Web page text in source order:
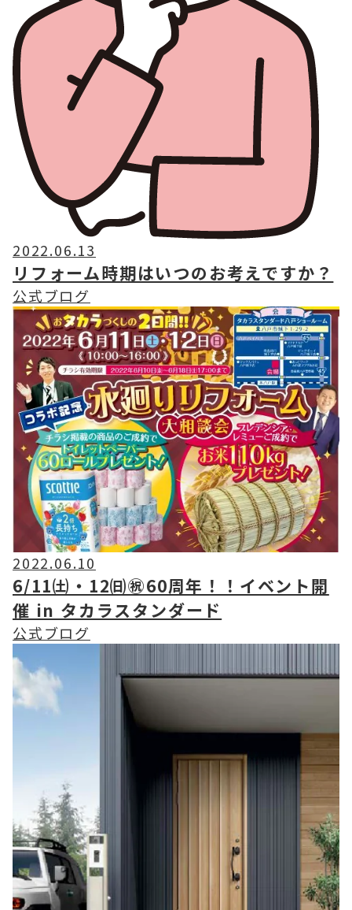
2022.06.13
リフォーム時期はいつのお考えですか？
公式ブログ
2022.06.10
6/11㈯・12㈰㊗60周年！！イベント開
催 in タカラスタンダード
公式ブログ